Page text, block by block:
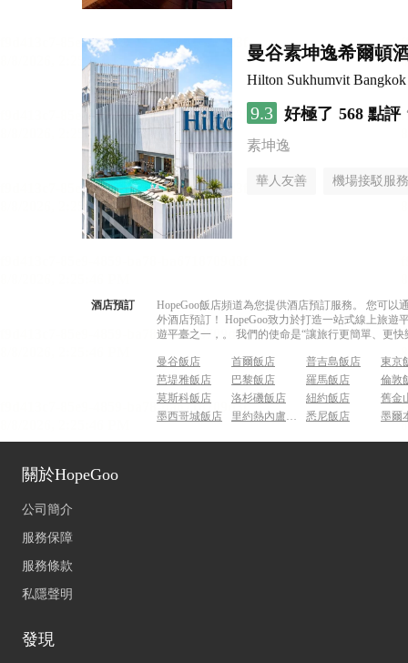
曼谷素坤逸希爾頓
Hilton Sukhumvit Bangkok
9.3 好極了 568 點評
素坤逸
華人友善 機場接駁服務
酒店預訂
HopeGoo飯店頻道為您提供酒店預訂服務。 您可
外酒店預訂！ HopeGoo致力於打造一站式線上旅
遊平臺之一，。 我們的使命是“讓旅行更簡單、更
曼谷飯店 首爾飯店 普吉島飯店
東京
芭堤雅飯店
巴黎飯店 羅馬飯店
倫敦
莫斯科飯店
洛杉磯飯店 紐約飯店
舊金
墨西哥城飯店
里約熱內盧飯店 悉尼飯店 墨爾
關於HopeGoo
公司簡介
服務保障
服務條款
私隱聲明
發現